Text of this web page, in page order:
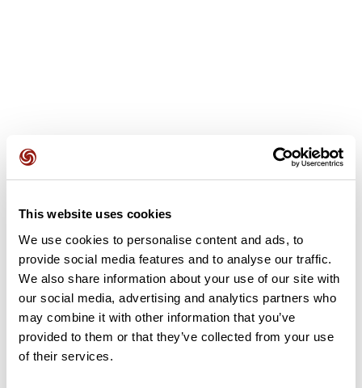
This website uses cookies
We use cookies to personalise content and ads, to
provide social media features and to analyse our traffic.
We also share information about your use of our site with
our social media, advertising and analytics partners who
may combine it with other information that you’ve
provided to them or that they’ve collected from your use
of their services.
Avis des utilisateurs
Soyez le premier à ajouter un avis !
Ajouter un avis
Résumé